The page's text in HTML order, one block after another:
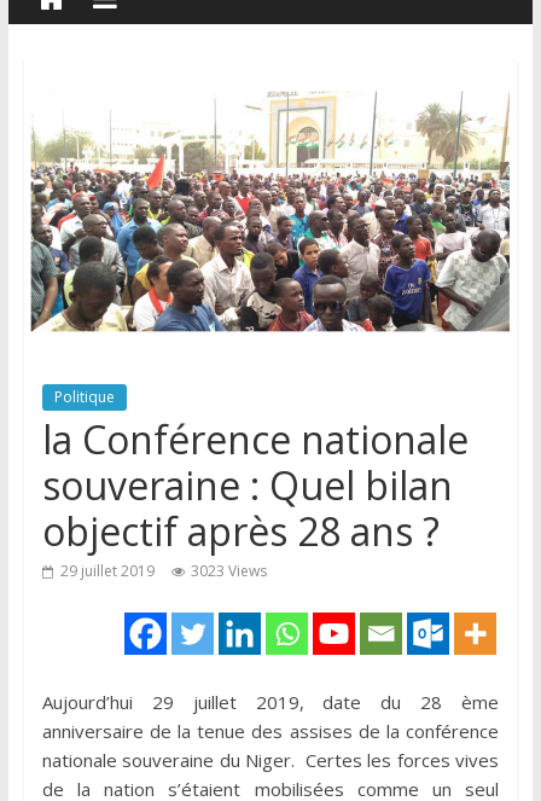
en développement en panne de croissance (Communiqué)
Politique
la Conférence nationale
souveraine : Quel bilan
objectif après 28 ans ?
29 juillet 2019 3023 Views
Aujourd’hui 29 juillet 2019, date du 28 ème
anniversaire de la tenue des assises de la conférence
nationale souveraine du Niger. Certes les forces vives
de la nation s’étaient mobilisées comme un seul